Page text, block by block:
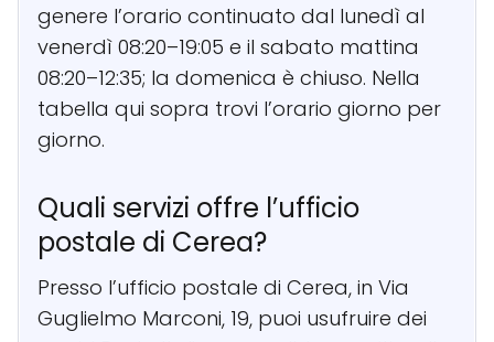
genere l’orario continuato dal lunedì al
venerdì 08:20–19:05 e il sabato mattina
08:20–12:35; la domenica è chiuso. Nella
tabella qui sopra trovi l’orario giorno per
giorno.
Quali servizi offre l’ufficio
postale di Cerea?
Presso l’ufficio postale di Cerea, in Via
Guglielmo Marconi, 19, puoi usufruire dei